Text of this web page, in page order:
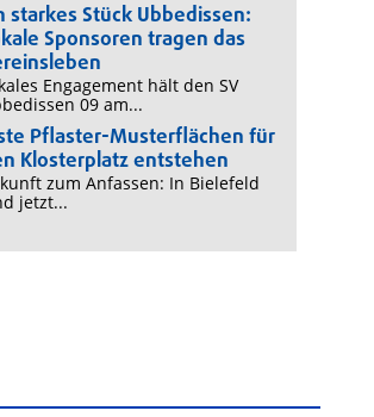
starkes Stück Ubbedissen:
Sponsoren tragen das
Engagement hält den SV
09 am...
Pflaster-Musterflächen für
Klosterplatz entstehen
zum Anfassen: In Bielefeld
jetzt...